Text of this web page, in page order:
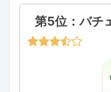
第5位：バチ